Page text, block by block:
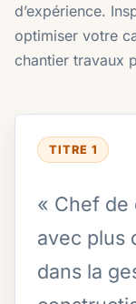
d’expérience.
optimiser votre
chantier travaux
TITRE 1
« Chef de
avec plus
dans la